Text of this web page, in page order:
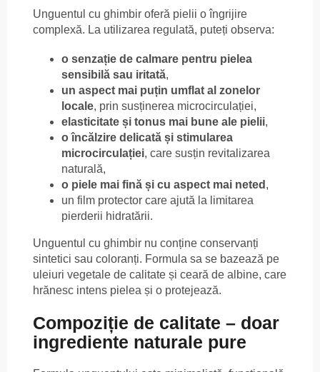
Unguentul cu ghimbir oferă pielii o îngrijire
complexă. La utilizarea regulată, puteți observa:
o senzație de calmare pentru pielea
sensibilă sau iritată,
un aspect mai puțin umflat al zonelor
locale, prin susținerea microcirculației,
elasticitate și tonus mai bune ale pielii,
o încălzire delicată și stimularea
microcirculației, care susțin revitalizarea
naturală,
o piele mai fină și cu aspect mai neted ,
un film protector care ajută la limitarea
pierderii hidratării.
Unguentul cu ghimbir nu conține conservanți
sintetici sau coloranți. Formula sa se bazează pe
uleiuri vegetale de calitate și ceară de albine, care
hrănesc intens pielea și o protejează.
Compoziție de calitate – doar
ingrediente naturale pure